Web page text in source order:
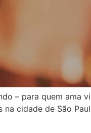
– para quem ama
cidade de São